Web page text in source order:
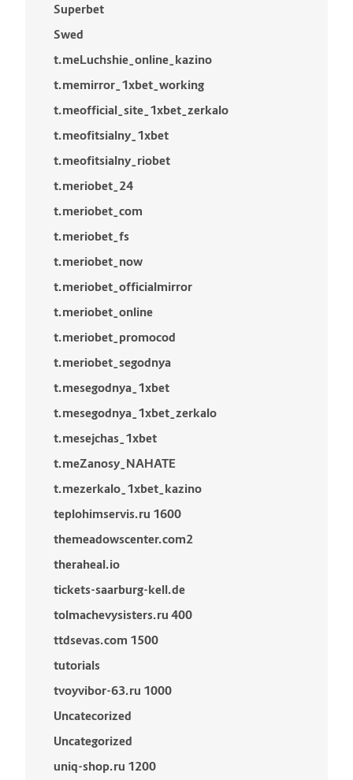
Superbet
Swed
t.meLuchshie_online_kazino
t.memirror_1xbet_working
t.meofficial_site_1xbet_zerkalo
t.meofitsialny_1xbet
t.meofitsialny_riobet
t.meriobet_24
t.meriobet_com
t.meriobet_fs
t.meriobet_now
t.meriobet_officialmirror
t.meriobet_online
t.meriobet_promocod
t.meriobet_segodnya
t.mesegodnya_1xbet
t.mesegodnya_1xbet_zerkalo
t.mesejchas_1xbet
t.meZanosy_NAHATE
t.mezerkalo_1xbet_kazino
teplohimservis.ru 1600
themeadowscenter.com2
theraheal.io
tickets-saarburg-kell.de
tolmachevysisters.ru 400
ttdsevas.com 1500
tutorials
tvoyvibor-63.ru 1000
Uncatecorized
Uncategorized
uniq-shop.ru 1200